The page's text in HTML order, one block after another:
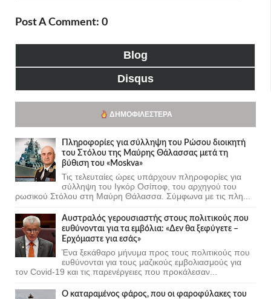
Post A Comment: 0
Blog
Disqus
ΔΗΜΟΦΙΛΈΣΤΕΡΑ
Πληροφορίες για σύλληψη του Ρώσου διοικητή
του Στόλου της Mαύρης Θάλασσας μετά τη
βύθιση του «Moskva»
Τις τελευταίες ώρες υπάρχουν πληροφορίες για
σύλληψη του Ιγκόρ Οσίποφ, του αρχηγού του
ρωσικού Στόλου στη Μαύρη Θάλασσα. Σύμφωνα με τις πλη...
Αυστραλός γερουσιαστής στους πολιτικούς που
ευθύνονται για τα εμβόλια: «Δεν θα ξεφύγετε –
Ερχόμαστε για εσάς»
Ένα ξεκάθαρο μήνυμα προς τους πολιτικούς που
ευθύνονται για τους μαζικούς εμβολιασμούς για
τον Covid-19 και τις παρενέργειες που προκάλεσαν...
Ο καταραμένος φάρος, που οι φαροφύλακες του